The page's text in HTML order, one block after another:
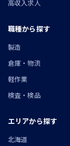
高収入求人
職種から探す
製造
倉庫・物流
軽作業
検査・検品
エリアから探す
北海道